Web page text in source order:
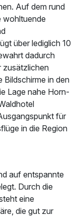
ab480,00 €
Auf dem rund
wohltuende
über lediglich 10
dadurch
zusätzlichen
in den
Lage nahe Horn-
für
in die Region
auf entspannte
Durch die
eine
die gut zur